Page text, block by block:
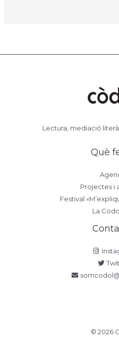
Lectura, mediació
Què
Projectes i
Festival
La
© 2026